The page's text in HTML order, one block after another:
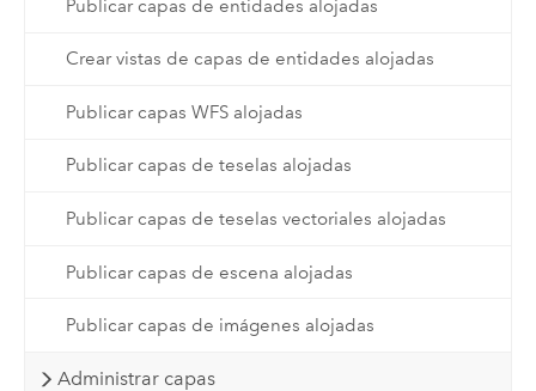
Publicar capas de entidades alojadas
Crear vistas de capas de entidades alojadas
Publicar capas WFS alojadas
Publicar capas de teselas alojadas
Publicar capas de teselas vectoriales alojadas
Publicar capas de escena alojadas
Publicar capas de imágenes alojadas
Administrar capas